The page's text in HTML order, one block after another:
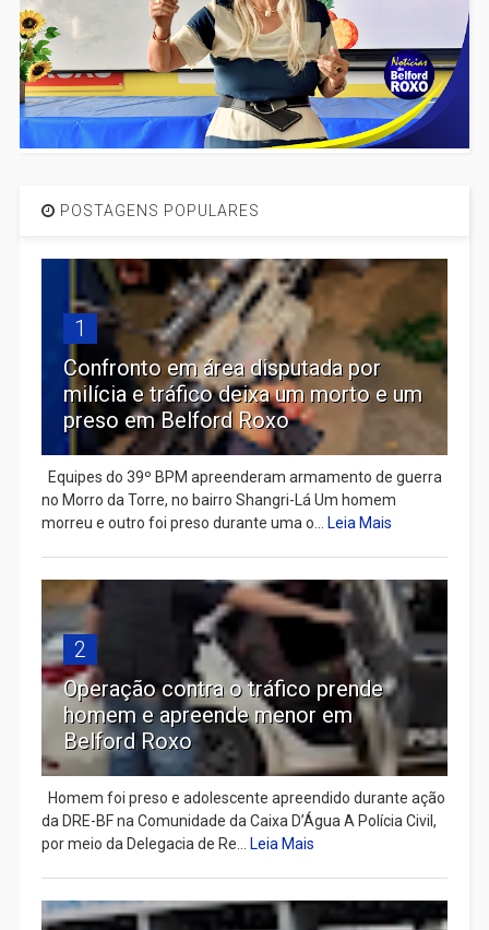
POSTAGENS POPULARES
1
Confronto em área disputada por
milícia e tráfico deixa um morto e um
preso em Belford Roxo
Equipes do 39º BPM apreenderam armamento de guerra
no Morro da Torre, no bairro Shangri-Lá Um homem
morreu e outro foi preso durante uma o...
Leia Mais
2
Operação contra o tráfico prende
homem e apreende menor em
Belford Roxo
Homem foi preso e adolescente apreendido durante ação
da DRE-BF na Comunidade da Caixa D’Água A Polícia Civil,
por meio da Delegacia de Re...
Leia Mais